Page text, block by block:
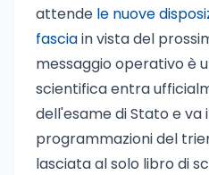
attende le nuove
fasciain vista del
messaggio operativo è
scientifica entra
dell'esame di Stato e va
programmazioni del
lasciata al solo libro di